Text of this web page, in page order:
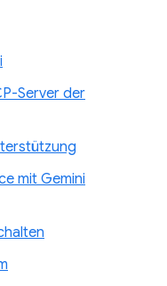
Server der
mit Gemini